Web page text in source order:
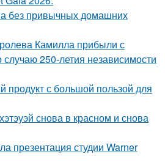
без привычных домашних
Камилла прибыли с
250-летия независимости
продукт с большой пользой для
снова в красном и снова
презентация студии Warner